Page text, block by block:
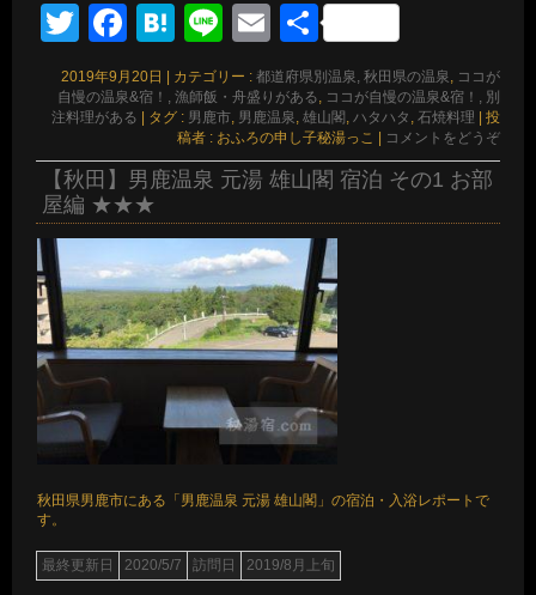
TwitterFacebook
Hatena
LineEmail
共
有
2019年9月20日 カテゴリー : 都道府県別温泉, 秋田県の温泉, ココが
自慢の温泉&宿！, 漁師飯・舟盛りがある, ココが自慢の温泉&宿！, 別
注料理がある
タグ : 男鹿市, 男鹿温泉, 雄山閣 , ハタハタ , 石焼料理
投
稿者 : おふろの申し子秘湯っこ
コメントをどうぞ
【秋田】男鹿温泉 元湯 雄山閣 宿泊 その1 お部
屋編 ★★★
秋田県男鹿市にある「男鹿温泉 元湯 雄山閣」の宿泊・入浴レポートで
す。
最終更新日 2020/5/7 訪問日 2019/8月上旬